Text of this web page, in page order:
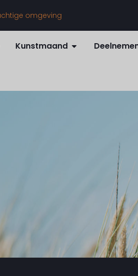
omgeving
Kunstmaand